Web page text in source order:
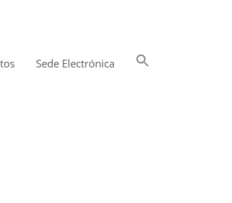
Sede Electrónica